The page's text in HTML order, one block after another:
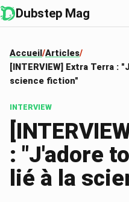
Dubstep Mag
Accueil Articles
[INTERVIEW] Extra Terra
science fiction"
INTERVIEW
: "J'adore
lié à la